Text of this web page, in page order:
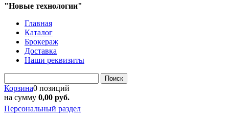
"Новые технологии"
Главная
Каталог
Брокераж
Доставка
Наши реквизиты
Поиск
Корзина0 позиций
на сумму 0,00 руб.
Персональный раздел